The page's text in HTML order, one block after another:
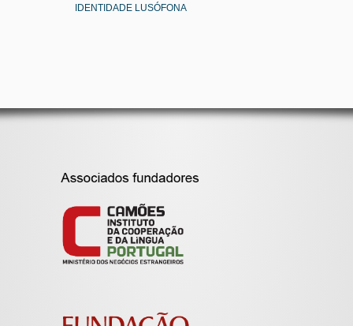
IDENTIDADE LUSÓFONA